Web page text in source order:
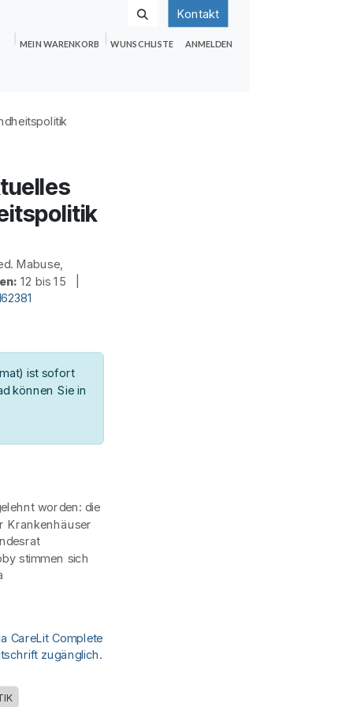
Kontakt
MEIN WARENKORB WUNSCHLISTE ANMELDEN
Mabuse,
12 bis 15 |
ist sofort
können Sie in
worden: die
Krankenhäuser
stimmen sich
CareLit Complete
zugänglich.